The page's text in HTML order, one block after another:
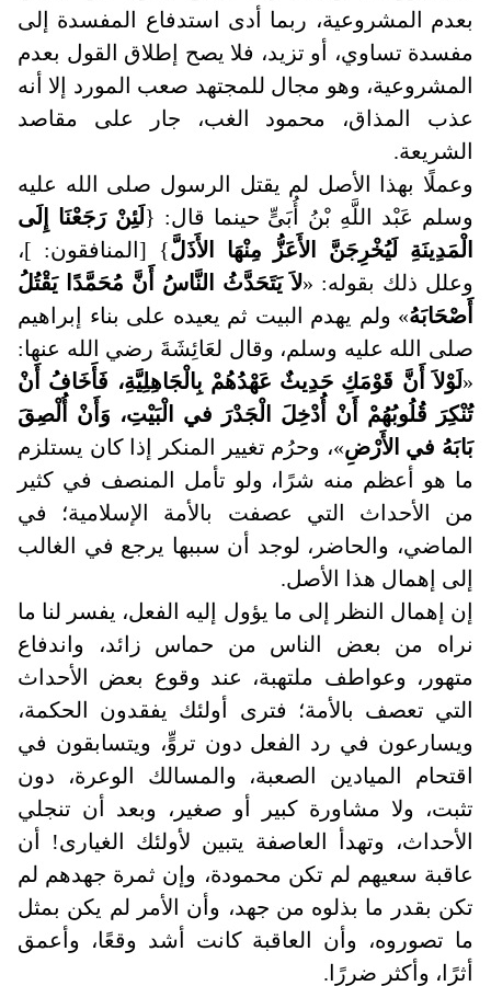
بعدم المشروعية، ربما أدى استدفاع المفسدة إلى
مفسدة تساوي، أو تزيد، فلا يصح إطلاق القول بعدم
المشروعية، وهو مجال للمجتهد صعب المورد إلا أنه
عذب المذاق، محمود الغب، جار على مقاصد
الشريعة.
وعملًا بهذا الأصل لم يقتل الرسول صلى الله عليه
وسلم عَبْد اللَّهِ بْنُ أُبَىٍّ حينما قال: {لَئِنْ رَجَعْنَا إِلَى
الْمَدِينَةِ لَيُخْرِجَنَّ الأَعَزُّ مِنْهَا الأَذَلَّ} [المنافقون: ]،
وعلل ذلك بقوله: «لاَ يَتَحَدَّثُ النَّاسُ أَنَّ مُحَمَّدًا يَقْتُلُ
أَصْحَابَهُ» ولم يهدم البيت ثم يعيده على بناء إبراهيم
صلى الله عليه وسلم، وقال لعَائِشَةَ رضي الله عنها:
«لَوْلاَ أَنَّ قَوْمَكِ حَدِيثٌ عَهْدُهُمْ بِالْجَاهِلِيَّةِ، فَأَخَافُ أَنْ
تُنْكِرَ قُلُوبُهُمْ أَنْ أُدْخِلَ الْجَدْرَ في الْبَيْتِ، وَأَنْ أُلْصِقَ
بَابَهُ في الأَرْضِ»، وحرُم تغيير المنكر إذا كان يستلزم
ما هو أعظم منه شرًا، ولو تأمل المنصف في كثير
من الأحداث التي عصفت بالأمة الإسلامية؛ في
الماضي، والحاضر، لوجد أن سببها يرجع في الغالب
إلى إهمال هذا الأصل.
إن إهمال النظر إلى ما يؤول إليه الفعل، يفسر لنا ما
نراه من بعض الناس من حماس زائد، واندفاع
متهور، وعواطف ملتهبة، عند وقوع بعض الأحداث
التي تعصف بالأمة؛ فترى أولئك يفقدون الحكمة،
ويسارعون في رد الفعل دون تروٍّ، ويتسابقون في
اقتحام الميادين الصعبة، والمسالك الوعرة، دون
تثبت، ولا مشاورة كبير أو صغير، وبعد أن تنجلي
الأحداث، وتهدأ العاصفة يتبين لأولئك الغيارى! أن
عاقبة سعيهم لم تكن محمودة، وإن ثمرة جهدهم لم
تكن بقدر ما بذلوه من جهد، وأن الأمر لم يكن بمثل
ما تصوروه، وأن العاقبة كانت أشد وقعًا، وأعمق
أثرًا، وأكثر ضررًا.